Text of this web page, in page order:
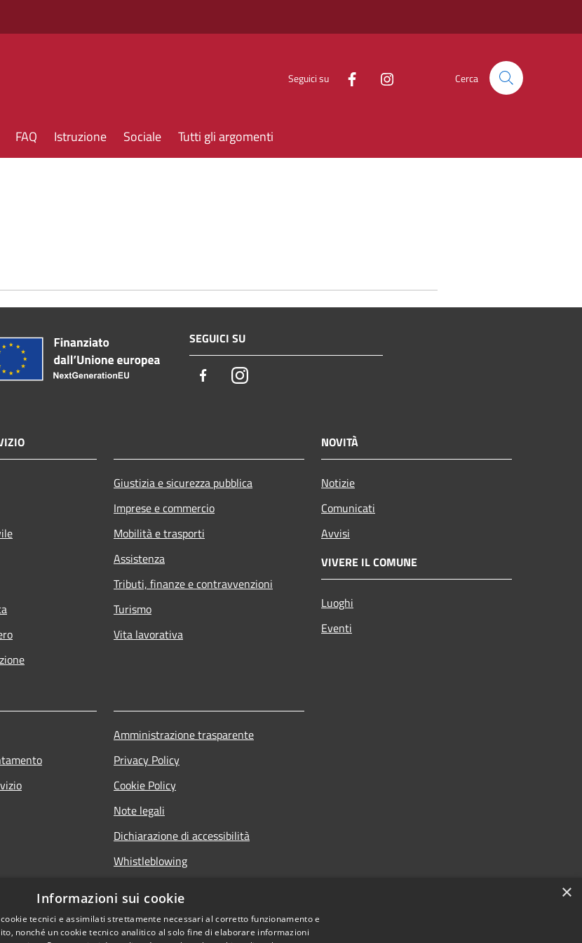
Seguici su Cerca
FAQ Istruzione Sociale Tutti gli argomenti
SEGUICI SU
FacebookInstagram
Giustizia e sicurezza pubblica
Imprese e commercio
Mobilità e trasporti
Assistenza
Tributi, finanze e contravvenzioni
Turismo
Vita lavorativa
NOVITÀ
Notizie
Comunicati
Avvisi
VIVERE IL COMUNE
Luoghi
Eventi
Amministrazione trasparente
Privacy Policy
Cookie Policy
Note legali
Dichiarazione di accessibilità
Whistleblowing
dpo@comune.ceriano-laghetto.mb.it
×
Informazioni sui cookie
tecnici e assimilati strettamente necessari al corretto funzionamento e
nonché un cookie tecnico analitico al solo fine di elaborare informazioni